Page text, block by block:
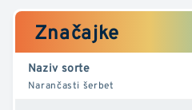
Značajke
Naziv sorte
Narančasti šerbet